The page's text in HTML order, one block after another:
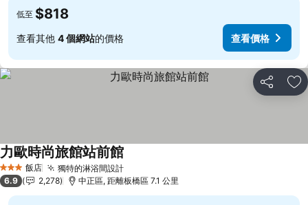
低至 $818
查看其他 4 個網站的價格 查看價格
分享 加
3 星級 飯店 獨特的淋浴間設計
力歐時尚旅館站前館
6.9 2,278 中正區, 距離板橋區 7.1 公里